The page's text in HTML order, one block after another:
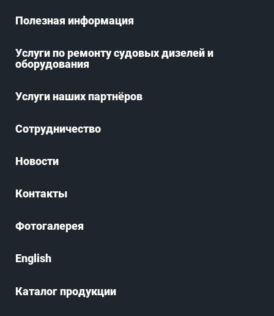
Полезная информация
Услуги по ремонту судовых дизелей и
оборудования
Услуги наших партнёров
Сотрудничество
Новости
Контакты
Фотогалерея
English
Каталог продукции